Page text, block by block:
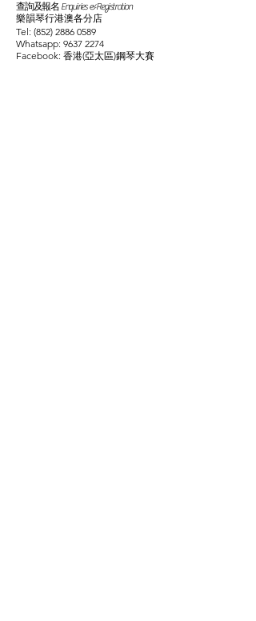
查詢及報名 Enquiries & Registration
樂韻琴行港澳各分店
Tel: (852) 2886 0589
Whatsapp: 9637 2274
Facebook: 香港(亞太區)鋼琴大賽